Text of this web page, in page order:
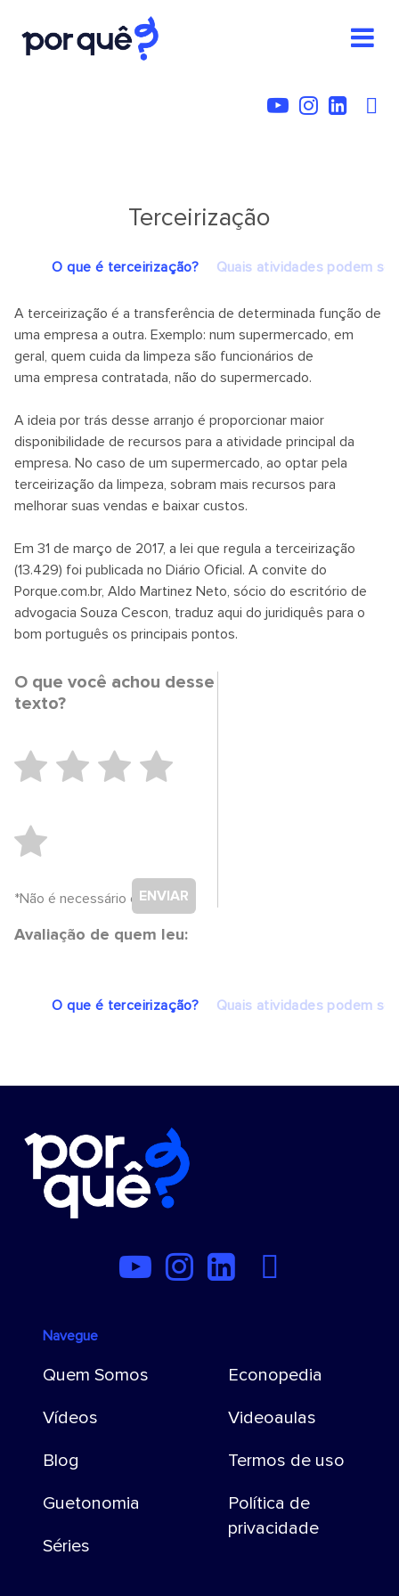
Terceirização
O que é terceirização? Quais atividades podem
A terceirização é a transferência de determinada função de
uma empresa a outra. Exemplo: num supermercado, em
geral, quem cuida da limpeza são funcionários de
uma empresa contratada, não do supermercado.
A ideia por trás desse arranjo é proporcionar maior
disponibilidade de recursos para a atividade principal da
empresa. No caso de um supermercado, ao optar pela
terceirização da limpeza, sobram mais recursos para
melhorar suas vendas e baixar custos.
Em 31 de março de 2017, a lei que regula a terceirização
(13.429) foi publicada no Diário Oficial. A convite do
Porque.com.br, Aldo Martinez Neto, sócio do escritório de
advogacia Souza Cescon, traduz aqui do juridiquês para o
bom português os principais pontos.
O que você achou desse
texto?
ENVIAR
*Não é necessário cadastro.
Avaliação de quem leu:
O que é terceirização? Quais atividades podem
Navegue
Quem Somos
Vídeos
Blog
Guetonomia
Séries
Econopedia
Videoaulas
Termos de uso
Política de
privacidade